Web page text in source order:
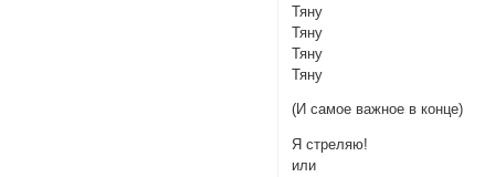
Тяну
Тяну
Тяну
Тяну
(И самое важное в конце)
Я стреляю!
или